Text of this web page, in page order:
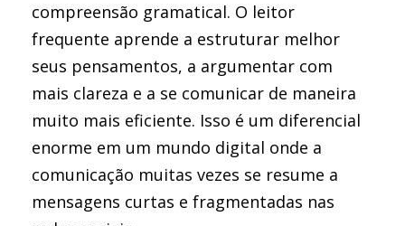
compreensão gramatical. O leitor
frequente aprende a estruturar melhor
seus pensamentos, a argumentar com
mais clareza e a se comunicar de maneira
muito mais eficiente. Isso é um diferencial
enorme em um mundo digital onde a
comunicação muitas vezes se resume a
mensagens curtas e fragmentadas nas